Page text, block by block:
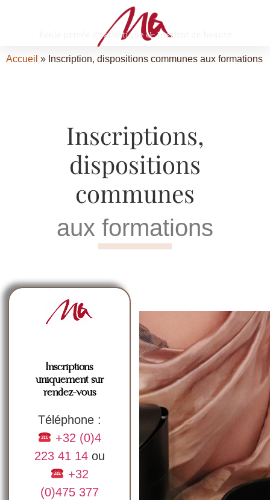
École privée d'esthétique & Institut de beauté
Accueil » Inscription, dispositions communes aux formations
Inscriptions,
dispositions
communes
aux formations
Inscriptions
uniquement sur
rendez-vous
Téléphone :
+32 (0)4
223 41 14ou
+32
(0)475 377